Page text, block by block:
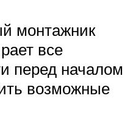
монтажник
все
перед началом
возможные